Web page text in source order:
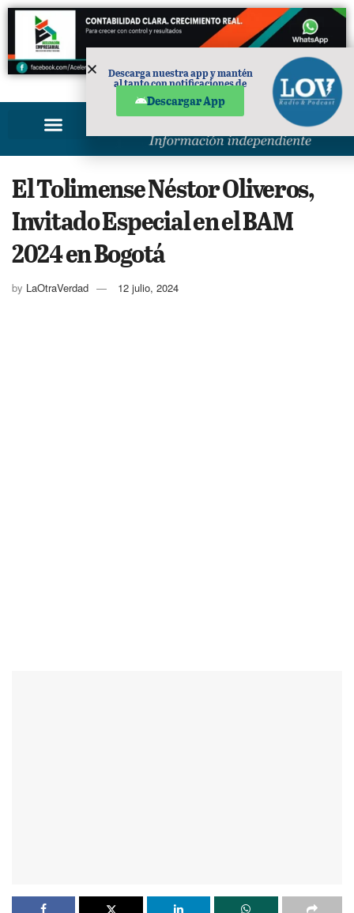
PUBLICIDAD
El Tolimense Néstor Oliveros,
Invitado Especial en el BAM
2024 en Bogotá
by LaOtraVerdad 12 julio, 2024
Descarga nuestra app y mantén
al tanto con notificaciones de
Descargar App